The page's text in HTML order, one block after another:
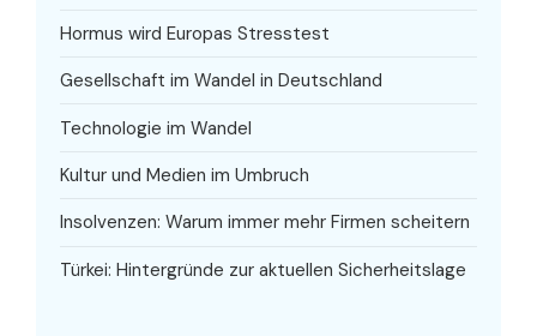
Hormus wird Europas Stresstest
Gesellschaft im Wandel in Deutschland
Technologie im Wandel
Kultur und Medien im Umbruch
Insolvenzen: Warum immer mehr Firmen scheitern
Türkei: Hintergründe zur aktuellen Sicherheitslage